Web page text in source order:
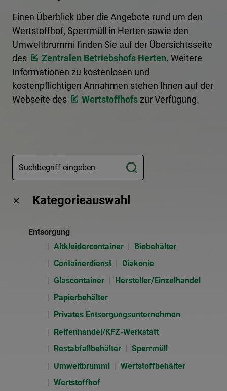
Einen Überblick über die Angebote rund um den
Wertstoffhof, Sperrmüll in Herten sowie den
Umweltbrummi finden Sie auf der Übersichtsseite
des
Zentralen Betriebshofs Herten. Weitere
Informationen zu kostenlosen und
kostenpflichtigen Annahmen stehen Ihnen auf der
Webseite des
Wertstoffhofs zur Verfügung.
Kategorieauswahl
Entsorgung
Altkleidercontainer
Biobehälter
Containerdienst
Diakonie
Glascontainer
Hersteller/Einzelhandel
Papierbehälter
Privates Entsorgungsunternehmen
Reifenhandel/KFZ-Werkstatt
Restabfallbehälter
Sperrmüll
Umweltbrummi
Wertstoffbehälter
Wertstoffhof